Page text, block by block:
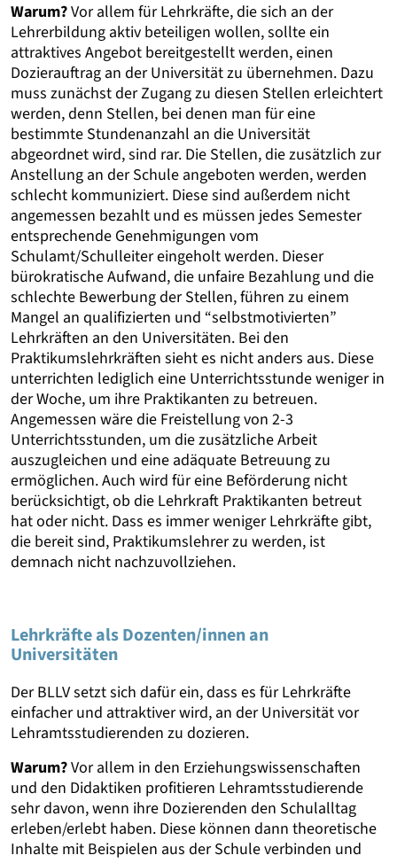
Warum?Vor allem für Lehrkräfte, die sich an der
Lehrerbildung aktiv beteiligen wollen, sollte ein
attraktives Angebot bereitgestellt werden, einen
Dozierauftrag an der Universität zu übernehmen. Dazu
muss zunächst der Zugang zu diesen Stellen erleichtert
werden, denn Stellen, bei denen man für eine
bestimmte Stundenanzahl an die Universität
abgeordnet wird, sind rar. Die Stellen, die zusätzlich zur
Anstellung an der Schule angeboten werden, werden
schlecht kommuniziert. Diese sind außerdem nicht
angemessen bezahlt und es müssen jedes Semester
entsprechende Genehmigungen vom
Schulamt/Schulleiter eingeholt werden. Dieser
bürokratische Aufwand, die unfaire Bezahlung und die
schlechte Bewerbung der Stellen, führen zu einem
Mangel an qualifizierten und “selbstmotivierten”
Lehrkräften an den Universitäten. Bei den
Praktikumslehrkräften sieht es nicht anders aus. Diese
unterrichten lediglich eine Unterrichtsstunde weniger in
der Woche, um ihre Praktikanten zu betreuen.
Angemessen wäre die Freistellung von 2-3
Unterrichtsstunden, um die zusätzliche Arbeit
auszugleichen und eine adäquate Betreuung zu
ermöglichen. Auch wird für eine Beförderung nicht
berücksichtigt, ob die Lehrkraft Praktikanten betreut
hat oder nicht. Dass es immer weniger Lehrkräfte gibt,
die bereit sind, Praktikumslehrer zu werden, ist
demnach nicht nachzuvollziehen.
Lehrkräfte als Dozenten/innen an
Universitäten
Der BLLV setzt sich dafür ein, dass es für Lehrkräfte
einfacher und attraktiver wird, an der Universität vor
Lehramtsstudierenden zu dozieren.
Warum?Vor allem in den Erziehungswissenschaften
und den Didaktiken profitieren Lehramtsstudierende
sehr davon, wenn ihre Dozierenden den Schulalltag
erleben/erlebt haben. Diese können dann theoretische
Inhalte mit Beispielen aus der Schule verbinden und